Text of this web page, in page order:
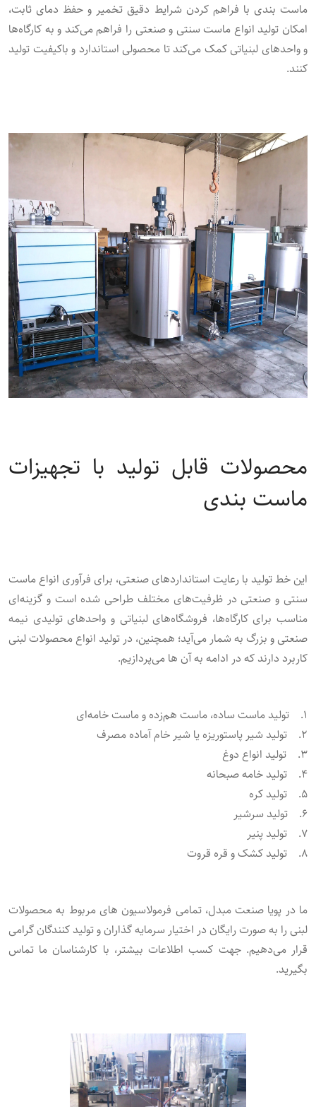
ماست ‌بندی با فراهم کردن شرایط دقیق تخمیر و حفظ دمای ثابت،
امکان تولید انواع ماست سنتی و صنعتی را فراهم می‌کند و به کارگاه‌ها
و واحدهای لبنیاتی کمک می‌کند تا محصولی استاندارد و باکیفیت تولید
کنند.
محصولات قابل تولید با تجهیزات
ماست‌ بندی
این خط تولید با رعایت استانداردهای صنعتی، برای فرآوری انواع ماست
سنتی و صنعتی در ظرفیت‌های مختلف طراحی شده است و گزینه‌ای
مناسب برای کارگاه‌ها، فروشگاه‌های لبنیاتی و واحدهای تولیدی نیمه
‌صنعتی و بزرگ به شمار می‌آید؛ همچنین، در تولید انواع محصولات لبنی
کاربرد دارند که در ادامه به آن ها می‌پردازیم.
۱. تولید ماست ساده، ماست هم‌زده و ماست خامه‌ای
۲. تولید شیر پاستوریزه یا شیر خام آماده مصرف
۳. تولید انواع دوغ
۴. تولید خامه صبحانه
۵. تولید کره
۶. تولید سرشیر
۷. تولید پنیر
۸. تولید کشک و قره ‌قروت
ما در پویا صنعت مبدل، تمامی فرمولاسیون های مربوط به محصولات
لبنی را به صورت رایگان در اختیار سرمایه گذاران و تولید کنندگان گرامی
قرار می‌دهیم. جهت کسب اطلاعات بیشتر، با کارشناسان ما تماس
بگیرید.